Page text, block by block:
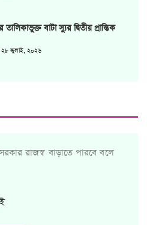
তালিকাভুক্ত বাটা স্যুর দ্বিতীয় প্রান্তিক
২৮ জুলাই, ২০২৬
রাজস্ব বাড়াতে পারবে বলে